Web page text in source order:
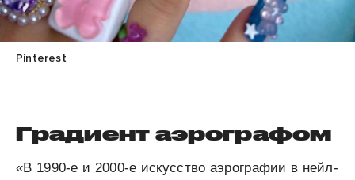
Pinterest
Градиент аэрографом
«В 1990-е и 2000-е искусство аэрографии в нейл-